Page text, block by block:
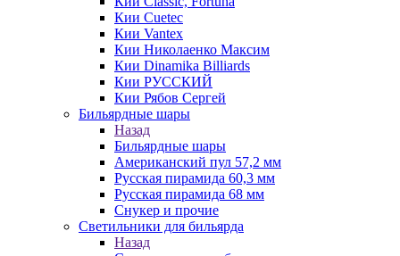
Кии Cuetec
Кии Vantex
Кии Николаенко Максим
Кии Dinamika Billiards
Кии РУССКИЙ
Кии Рябов Сергей
Бильярдные шары
Назад
Бильярдные шары
Американский пул 57,2 мм
Русская пирамида 60,3 мм
Русская пирамида 68 мм
Снукер и прочие
Светильники для бильярда
Назад